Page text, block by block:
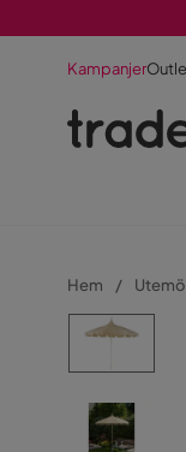
Kampanjer
Hem